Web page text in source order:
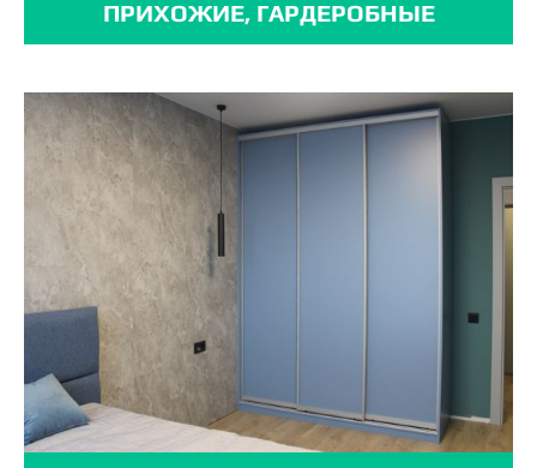
ПРИХОЖИЕ, ГАРДЕРОБНЫЕ